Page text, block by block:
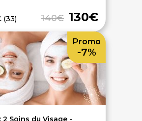
140€ 130€
(33)
2 Soins du Visage -
Promo
-7%